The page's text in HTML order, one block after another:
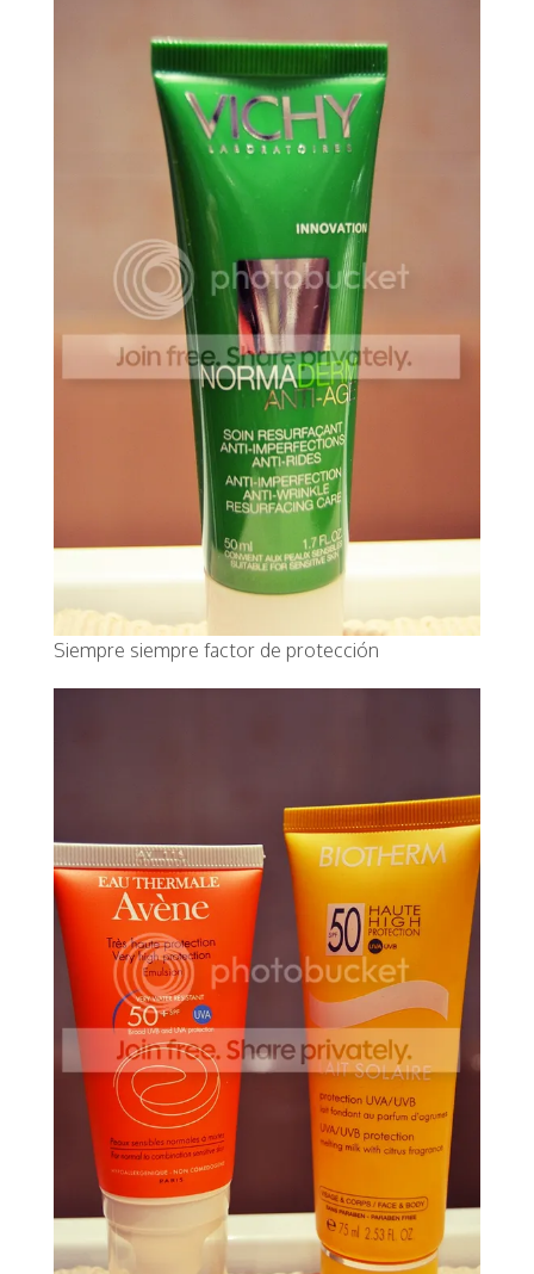
Siempre siempre factor de protección